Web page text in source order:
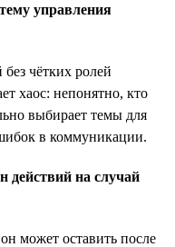
управления
чётких ролей
хаос: непонятно, кто
выбирает темы для
в коммуникации.
на случай
может оставить после